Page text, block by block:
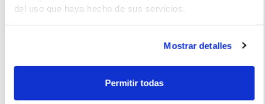
del uso que haya hecho de sus servicios.
Mostrar detalles
Permitir todas
La imagen del coche puede no coincidir con el vehículo
ofertado. Los datos y la información publicada ha sido
obtenida de la empresa ofertante del renting y tiene solo
efectos informativos no contractuales.